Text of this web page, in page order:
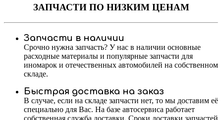
ЗАПЧАСТИПО НИЗКИМ ЦЕНАМ
Запчасти в наличии
Срочно нужна запчасть? У нас в наличии основные
расходные материалы и популярные запчасти для
иномарок и отечественных автомобилей на собственном
складе.
Быстрая доставка на заказ
В случае, если на складе запчасти нет, то мы доставим её
специально для Вас. На базе автосервиса работает
собственная служба доставки. Сроки доставки запчастей